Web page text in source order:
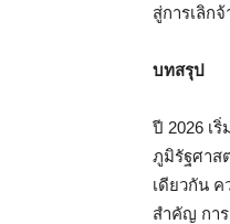
สู่การเลิก
บทสรุป
ปี 2026 เ
ภูมิรัฐศาส
เดียวกัน
สำคัญ กา